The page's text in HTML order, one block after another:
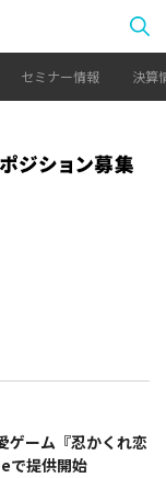
セミナー情報 決算
ゲーム『忍かくれ恋
で提供開始